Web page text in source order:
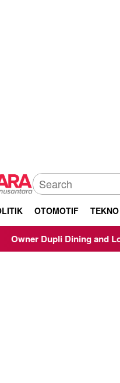
OTOMOTIF TEKNO
Lounge Chandra